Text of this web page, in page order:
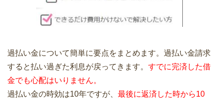
過払い金について簡単に要点をまとめます。過払い金請求
すると払い過ぎた利息が戻ってきます。 すでに完済した借
金でも心配はいりません。
過払い金の時効は10年ですが、 最後に返済した時から10